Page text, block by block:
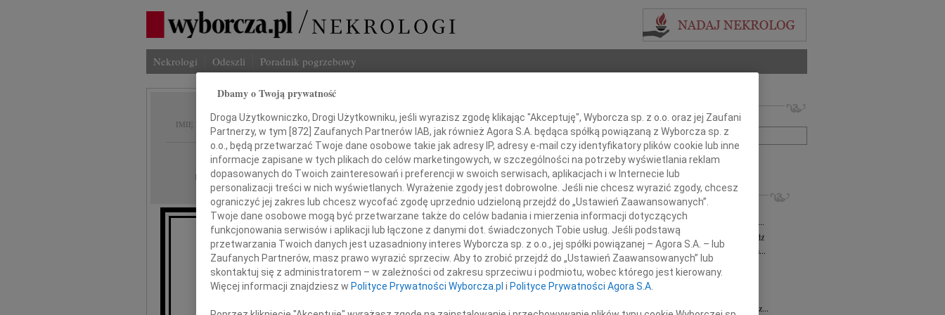
Nekrologi Odeszli Poradnik pogrzebowy
IMIĘ I NAZWISKO: Maria Goncikowska
REGION: Łódź
DATA EMISJI: 13.07.2021
Z żalem zawiadamiamy, że dnia 8 lipca 2021 roku zmarła
Imię i nazwisko lub numer ogłoszenia:
+ szukanie zaawansowane
INNE NEKROLOGI
Wanda Milan 03.08.2026Łódź
Z głębokim żalem zawiadamiamy, że dnia 29...
Tadeusz Maciaszek wiek: 73
Łódź
Z głębokim żalem zawiadamiamy, że 24 lipca...
Adam Gawryszczak 21.07.2026
W dniu 15 lipca 2026 roku odszedł nasz...
Jan Rek
W dniu 4 lipca2026 roku zmarł w Łodzi Nasz...
Dbamy o Twoją prywatność
Droga Użytkowniczko, Drogi Użytkowniku, jeśli wyrazisz zgodę klikając "Akceptuję", Wyborcza sp. z o.o. oraz jej Zaufani
Partnerzy, w tym [872] Zaufanych Partnerów IAB, jak również Agora S.A. będąca spółką powiązaną z Wyborcza sp. z
o.o., będą przetwarzać Twoje dane osobowe takie jak adresy IP, adresy e-mail czy identyfikatory plików cookie lub inne
informacje zapisane w tych plikach do celów marketingowych, w szczególności na potrzeby wyświetlania reklam
dopasowanych do Twoich zainteresowań i preferencji w swoich serwisach, aplikacjach i w Internecie lub
personalizacji treści w nich wyświetlanych. Wyrażenie zgody jest dobrowolne. Jeśli nie chcesz wyrazić zgody, chcesz
ograniczyć jej zakres lub chcesz wycofać zgodę uprzednio udzieloną przejdź do „Ustawień Zaawansowanych”.
Twoje dane osobowe mogą być przetwarzane także do celów badania i mierzenia informacji dotyczących
funkcjonowania serwisów i aplikacji lub łączone z danymi dot. świadczonych Tobie usług. Jeśli podstawą
przetwarzania Twoich danych jest uzasadniony interes Wyborcza sp. z o.o., jej spółki powiązanej – Agora S.A. – lub
Zaufanych Partnerów, masz prawo wyrazić sprzeciw. Aby to zrobić przejdź do „Ustawień Zaawansowanych” lub
skontaktuj się z administratorem – w zależności od zakresu sprzeciwu i podmiotu, wobec którego jest kierowany.
Więcej informacji znajdziesz w Polityce Prywatności Wyborcza.pl i Polityce Prywatności Agora S.A.